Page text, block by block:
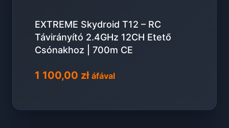
EXTREME Skydroid T12 – RC
Távirányító 2.4GHz 12CH Etető
Csónakhoz | 700m CE
1 100,00 zł áfával